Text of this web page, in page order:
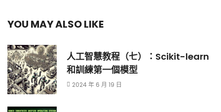
YOU MAY ALSO LIKE
人工智慧教程（七）：Scikit-learn
和訓練第一個模型
2024 年 6 月 19 日